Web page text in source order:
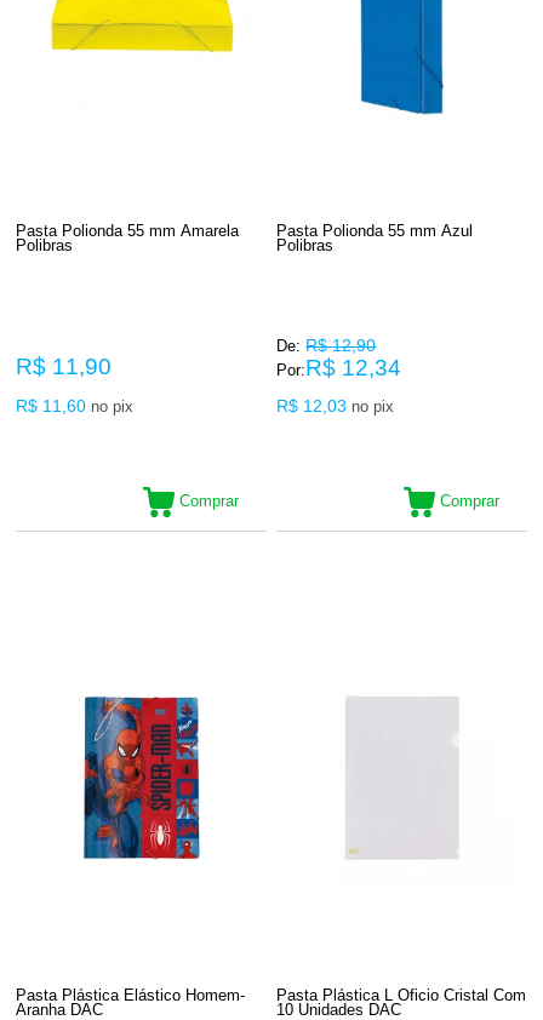
Pasta Polionda 55 mm Amarela
Polibras
R$ 11,90
R$ 11,60 no pix
Comprar
Pasta Polionda 55 mm Azul
Polibras
De: R$ 12,90
Por:R$ 12,34
R$ 12,03 no pix
Comprar
Pasta Plástica Elástico Homem-
Aranha DAC
Pasta Plástica L Oficio Cristal Com
10 Unidades DAC